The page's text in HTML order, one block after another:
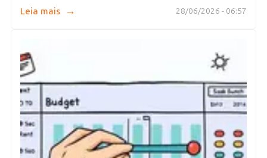
28/06/2026 - 06:57
Leia mais →